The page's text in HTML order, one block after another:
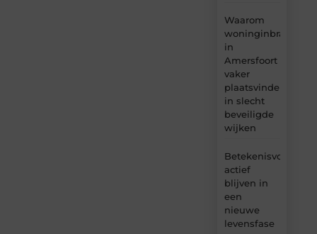
Waarom
woninginbraken
in
Amersfoort
vaker
plaatsvinden
in slecht
beveiligde
wijken
Betekenisvol
actief
blijven in
een
nieuwe
levensfase